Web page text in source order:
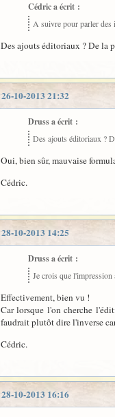
Cédric a écrit :
A suivre pour parler des
Des ajouts éditoriaux ? De la
26-10-2013 21:32
Druss a écrit :
Des ajouts éditoriaux ?
Oui, bien sûr, mauvaise
Cédric.
28-10-2013 14:25
Druss a écrit :
Je crois que
Effectivement, bien vu !
Car lorsque l'on cherche
faudrait plutôt dire l'inverse
Cédric.
28-10-2013 16:16